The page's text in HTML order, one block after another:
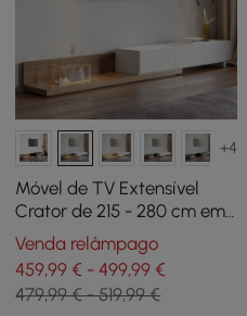
+4
Móvel de TV Extensível
Crator de 215 - 280 cm em
Branco e Nogueira com 3
Gavetas
Venda relâmpago
459,99 € - 499,99 €
479,99 € - 519,99 €